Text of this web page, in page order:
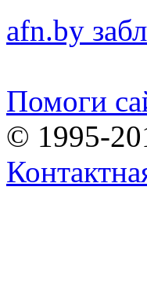
afn.by
Помоги
© 1995-